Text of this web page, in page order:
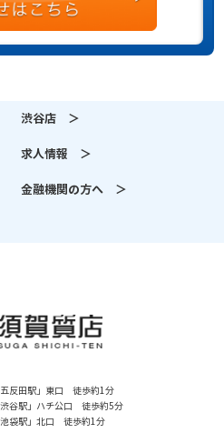
渋谷店 ＞
求人情報 ＞
金融機関の方へ ＞
反田駅」東口 徒歩約1分
谷駅」ハチ公口 徒歩約5分
袋駅」北口 徒歩約1分